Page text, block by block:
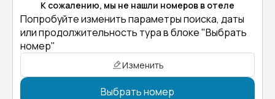
К сожалению, мы не нашли номеров в отеле
Попробуйте изменить параметры поиска, даты
или продолжительность тура в блоке "Выбрать
номер"
Изменить
Выбрать номер